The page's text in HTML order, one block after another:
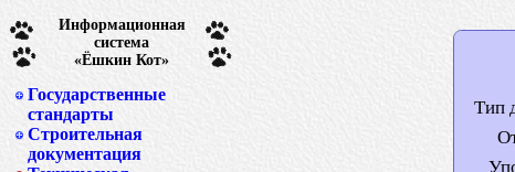
Информационная
система
«Ёшкин Кот»
Государственные
стандарты
Строительная
документация
Тип